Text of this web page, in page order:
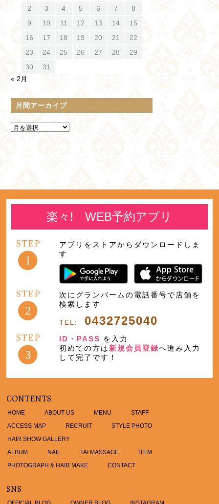
2
3 4 5 6 7
8
9
10 11 12 13 14
15
16
17 18 19 20 21
22
23
24 25 26 27 28
29
30
31
« 2月
月間アーカイブ
楽々! WEB予約アプリ
アプリをストアからダウンロードしま
す
次にグランパームの電話番号で店舗を
検索します
TEL: 0432725040
ID・PASS を入力
初めての方は 新規会員登録へ進み入力
して完了です！
CONTENTS
HOME ABOUT US MENU
STAFF
ACCESS MAP
RECRUIT
STYLE PHOTO
HAIR SHOW GALLERY
ALBUM
NAIL TAI MASSAGE
ITEM
PHOTOGRAPH & HAIR MAKE
CONTACT
SNS